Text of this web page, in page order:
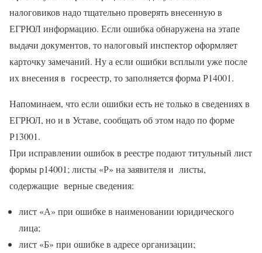
налоговиков надо тщательно проверять внесенную в
ЕГРЮЛ информацию. Если ошибка обнаружена на этапе
выдачи документов, то налоговый инспектор оформляет
карточку замечаний. Ну а если ошибки всплыли уже после
их внесения в госреестр, то заполняется форма Р14001.
Напоминаем, что если ошибки есть не только в сведениях в
ЕГРЮЛ, но и в Уставе, сообщать об этом надо по форме
Р13001.
При исправлении ошибок в реестре подают титульный лист
формы р14001; листы «Р» на заявителя и листы,
содержащие верные сведения:
лист «А» при ошибке в наименовании юридического
лица;
лист «Б» при ошибке в адресе организации;